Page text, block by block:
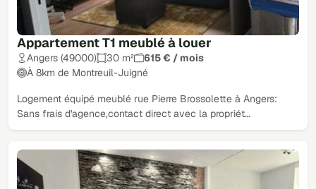
Appartement T1 meublé à louer
Angers (49000) 30 m²
615 € / mois
À 8km de Montreuil-Juigné
Logement équipé meublé rue Pierre Brossolette à Angers:
Sans frais d'agence,contact direct avec la propriét…